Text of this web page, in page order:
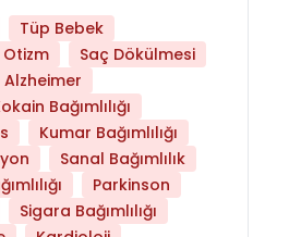
Tüketmek Yaşlanmayı
Tüp Bebek
Otizm
Saç Dökülmesi
Alzheimer
Bağımlılığı
Kumar Bağımlılığı
Sanal Bağımlılık
Parkinson
Sigara Bağımlılığı